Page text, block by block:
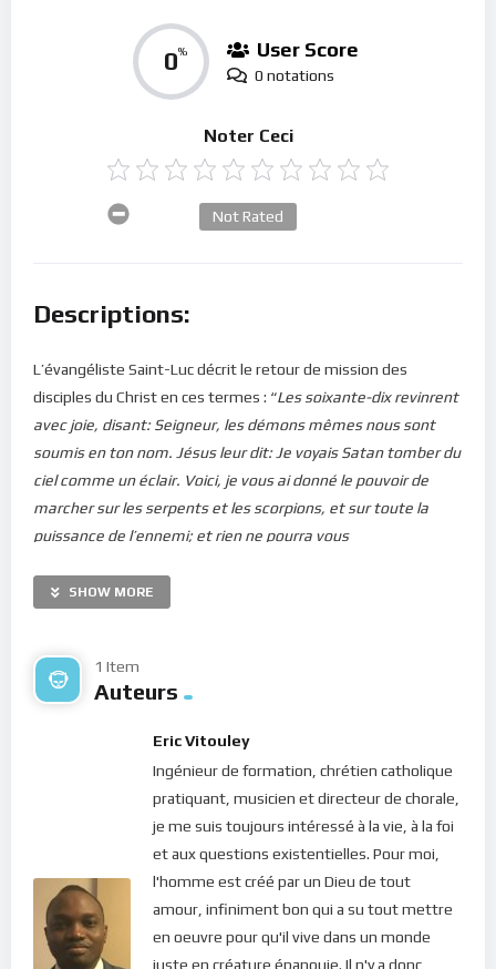
0% User Score
0 notations
Noter Ceci
Not Rated
Descriptions:
L’évangéliste Saint-Luc décrit le retour de mission des
disciples du Christ en ces termes : “Les soixante-dix revinrent
avec joie, disant: Seigneur, les démons mêmes nous sont
soumis en ton nom. Jésus leur dit: Je voyais Satan tomber du
ciel comme un éclair. Voici, je vous ai donné le pouvoir de
marcher sur les serpents et les scorpions, et sur toute la
puissance de l’ennemi; et rien ne pourra vous
esprits vous sont soumis; mais réjouissez-vous de ce que vos
Qu’est-ce qui donnait une si grande joie aux disciples ? C’est la
puissance que Jésus leur a donnée pour vaincre Satan et les
de l’Amour de Dieu et ceci explique la joie des disciples. Car en
tant qu’humain, avoir le don de parler aux démons et de
pouvoir les déloger, voilà qui relève de l’exception. Mais voici
que le Christ les met en garde : “ne vous réjouissez pas parce
que les esprits vous sont soumis”, leur dit-il. Mais pourquoi ?
Ne serait-ce pas légitime de se réjouir de ce qu’on est
parvenu à accomplir ?
Il convient de rappeler que notre Père céleste ne nous laisse
SHOW MORE
1 Item
Auteurs
Eric Vitouley
Ingénieur de formation, chrétien catholique
pratiquant, musicien et directeur de chorale,
je me suis toujours intéressé à la vie, à la foi
et aux questions existentielles. Pour moi,
l'homme est créé par un Dieu de tout
amour, infiniment bon qui a su tout mettre
en oeuvre pour qu'il vive dans un monde
juste en créature épanouie. Il n'y a donc